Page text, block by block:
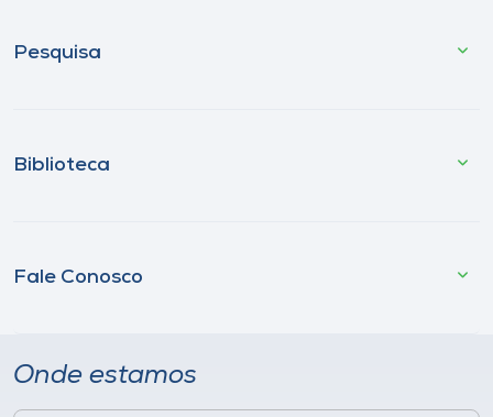
Pesquisa
Biblioteca
Fale Conosco
Onde estamos